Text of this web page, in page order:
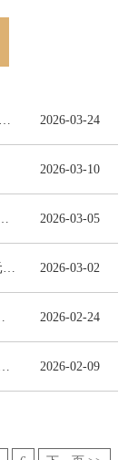
2026-03-24
2026-03-10
2026-03-05
2026-03-02
2026-02-24
2026-02-09